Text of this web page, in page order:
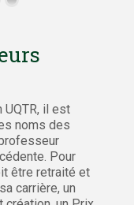
UQTR, il est
noms des
Pour
être retraité et
carrière, un